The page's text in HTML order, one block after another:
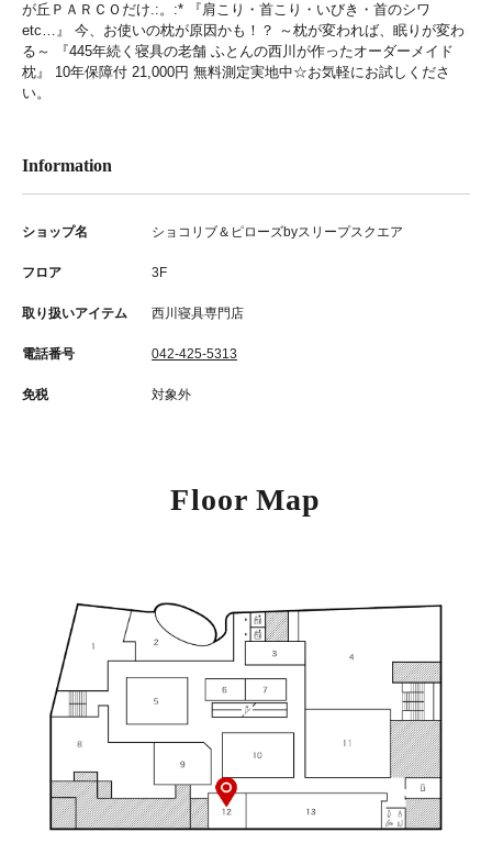
が丘ＰＡＲＣＯだけ.:。:* 『肩こり・首こり・いびき・首のシワ
etc…』 今、お使いの枕が原因かも！？ ～枕が変われば、眠りが変わ
る～ 『445年続く寝具の老舗 ふとんの西川が作ったオーダーメイド
枕』 10年保障付 21,000円 無料測定実地中☆お気軽にお試しくださ
い。
Information
ショップ名 ショコリブ＆ピローズbyスリープスクエア
フロア 3F
取り扱いアイテム 西川寝具専門店
電話番号 042-425-5313
免税 対象外
Floor Map